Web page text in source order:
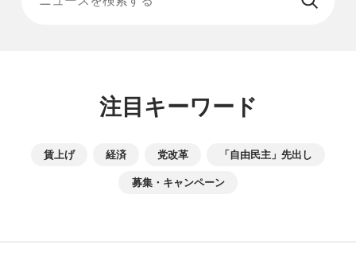
注目キーワード
賃上げ 経済 党改革 「自由民主」先出し
募集・キャンペーン